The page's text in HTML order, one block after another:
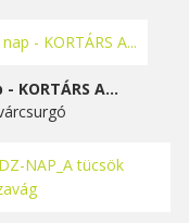
- KORTÁRS A...